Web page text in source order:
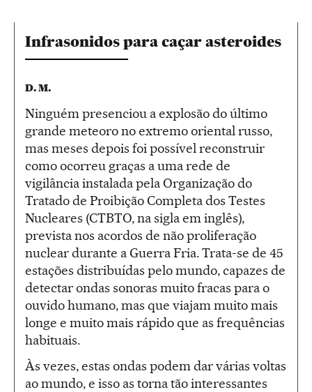
Infrasonidos para caçar asteroides
D. M.
Ninguém presenciou a explosão do último
grande meteoro no extremo oriental russo,
mas meses depois foi possível reconstruir
como ocorreu graças a uma rede de
vigilância instalada pela Organização do
Tratado de Proibição Completa dos Testes
Nucleares (CTBTO, na sigla em inglês),
prevista nos acordos de não proliferação
nuclear durante a Guerra Fria. Trata-se de 45
estações distribuídas pelo mundo, capazes de
detectar ondas sonoras muito fracas para o
ouvido humano, mas que viajam muito mais
longe e muito mais rápido que as frequências
habituais.
Às vezes, estas ondas podem dar várias voltas
ao mundo, e isso as torna tão interessantes